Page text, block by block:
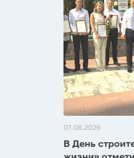
07.08.2026
В День